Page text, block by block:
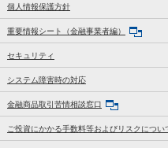
個人情報保護方針
重要情報シート（金融事業者編）
セキュリティ
システム障害時の対応
金融商品取引苦情相談窓口
ご投資にかかる手数料等およびリスクについ